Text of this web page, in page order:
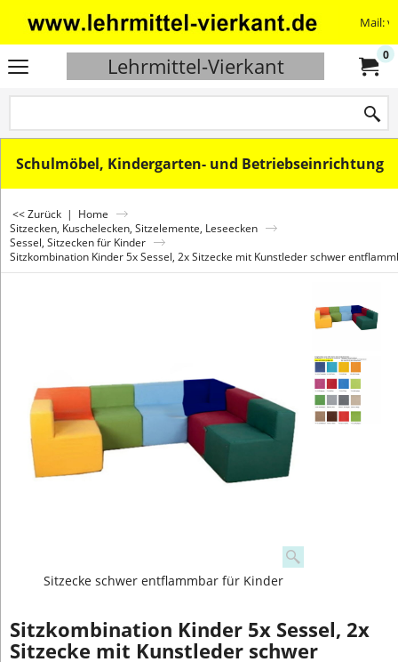
Mail:
Lehrmittel-Vierkant 0
Schulmöbel, Kindergarten- und Betriebseinrichtung
<< Zurück | Home
Sitzecken, Kuschelecken, Sitzelemente, Leseecken
Sessel, Sitzecken für Kinder
Sitzkombination Kinder 5x Sessel, 2x Sitzecke mit Kunstleder schwer
Sitzecke schwer entflammbar für Kinder
Sitzkombination Kinder 5x Sessel, 2x
Sitzecke mit Kunstleder schwer